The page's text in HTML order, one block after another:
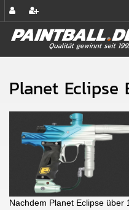
Planet Eclipse
Nachdem Planet Eclipse